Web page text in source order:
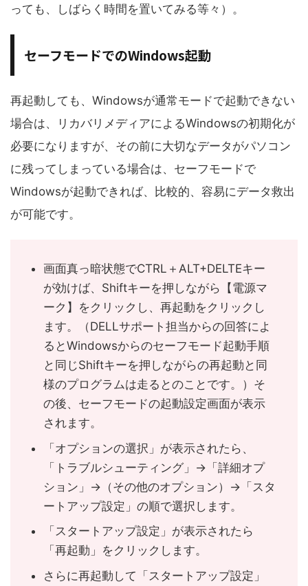
っても、しばらく時間を置いてみる等々）。
セーフモードでのWindows起動
再起動しても、Windowsが通常モードで起動できない
場合は、リカバリメディアによるWindowsの初期化が
必要になりますが、その前に大切なデータがパソコン
に残ってしまっている場合は、セーフモードで
Windowsが起動できれば、比較的、容易にデータ救出
が可能です。
画面真っ暗状態でCTRL＋ALT+DELTEキー
が効けば、Shiftキーを押しながら【電源マ
ーク】をクリックし、再起動をクリックし
ます。（DELLサポート担当からの回答によ
るとWindowsからのセーフモード起動手順
と同じShiftキーを押しながらの再起動と同
様のプログラムは走るとのことです。）そ
の後、セーフモードの起動設定画面が表示
されます。
「オプションの選択」が表示されたら、
「トラブルシューティング」→「詳細オプ
ション」→（その他のオプション）→「スタ
ートアップ設定」の順で選択します。
「スタートアップ設定」が表示されたら
「再起動」をクリックします。
さらに再起動して「スタートアップ設定」